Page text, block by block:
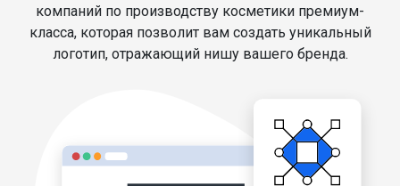
компаний по производству косметики премиум-
класса, которая позволит вам создать уникальный
логотип, отражающий нишу вашего бренда.